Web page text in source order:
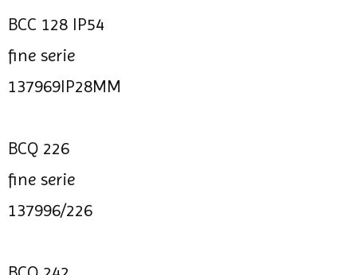
BCC 128 IP54
fine serie
137969IP28MM
BCQ 226
fine serie
137996/226